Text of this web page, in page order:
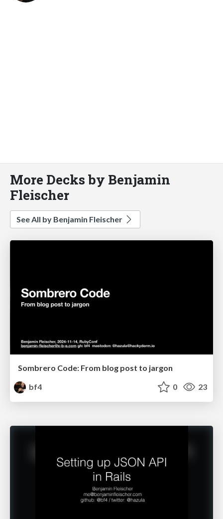
More Decks by Benjamin
Fleischer
See All by Benjamin Fleischer
Sombrero Code: From blog post to jargon
bf4
0 23